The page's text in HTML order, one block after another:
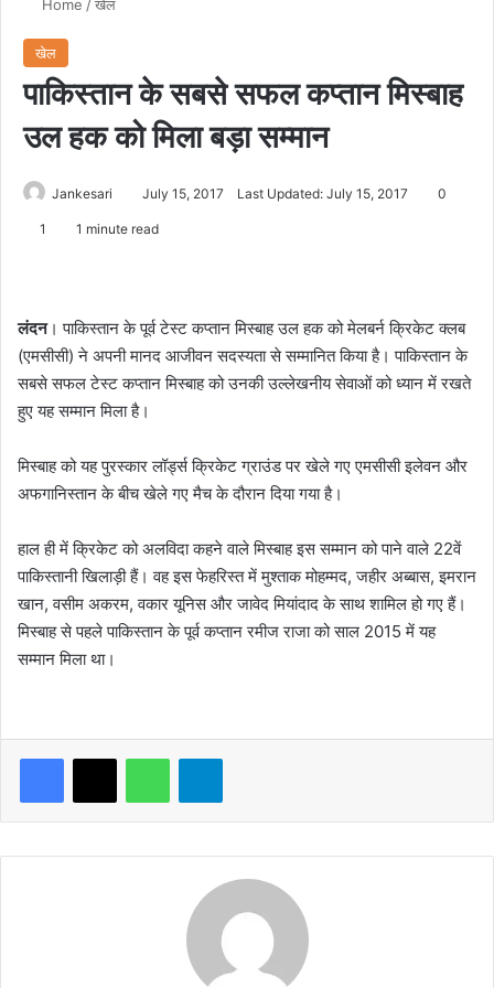
Home /खेल
खेल
पाकिस्तान के सबसे सफल कप्तान मिस्बाह
उल हक को मिला बड़ा सम्मान
Jankesari July 15, 2017 Last Updated: July 15, 2017 0
1 1 minute read
लंदन। पाकिस्तान के पूर्व टेस्ट कप्तान मिस्बाह उल हक को मेलबर्न क्रिकेट क्लब
(एमसीसी) ने अपनी मानद आजीवन सदस्यता से सम्मानित किया है। पाकिस्तान के
सबसे सफल टेस्ट कप्तान मिस्बाह को उनकी उल्लेखनीय सेवाओं को ध्यान में रखते
हुए यह सम्मान मिला है।
मिस्बाह को यह पुरस्कार लॉर्ड्स क्रिकेट ग्राउंड पर खेले गए एमसीसी इलेवन और
अफगानिस्तान के बीच खेले गए मैच के दौरान दिया गया है।
हाल ही में क्रिकेट को अलविदा कहने वाले मिस्बाह इस सम्मान को पाने वाले 22वें
पाकिस्तानी खिलाड़ी हैं। वह इस फेहरिस्त में मुश्ताक मोहम्मद, जहीर अब्बास, इमरान
खान, वसीम अकरम, वकार यूनिस और जावेद मियांदाद के साथ शामिल हो गए हैं।
मिस्बाह से पहले पाकिस्तान के पूर्व कप्तान रमीज राजा को साल 2015 में यह
सम्मान मिला था।